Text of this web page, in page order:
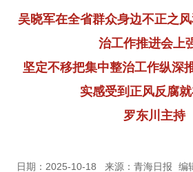
吴晓军在全省群众身边不正之
治工作推进会上
坚定不移把集中整治工作纵深
实感受到正风反腐
罗东川主持
日期：2025-10-18 来源：青海日报 编